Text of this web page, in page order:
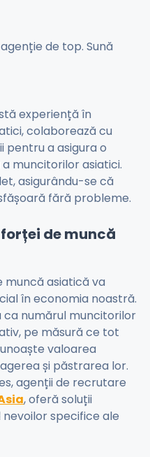
de top. Sună
experiență în
colaborează cu
pentru a asigura o
muncitorilor asiatici.
asigurându-se că
fără probleme.
de muncă
asiatică va
în economia noastră.
ca numărul muncitorilor
pe măsură ce tot
valoarea
și păstrarea lor.
agenții de recrutare
, oferă soluții
specifice ale